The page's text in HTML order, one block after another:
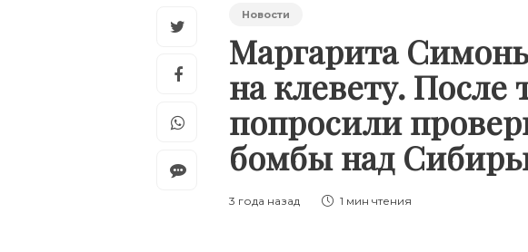
Новости
Маргарита
на клевету. После
попросили
бомбы над
3 года назад 1 мин чтения